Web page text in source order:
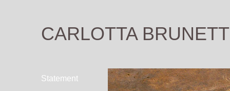
CARLOTTA
Statement